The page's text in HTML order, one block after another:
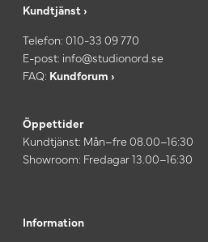
Kundtjänst ›
Telefon: 010-33 09 770
E-post: info@studionord.se
FAQ: Kundforum ›
Öppettider
Kundtjänst: Mån–fre 08.00–16:30
Showroom: Fredagar 13.00–16:30
Information